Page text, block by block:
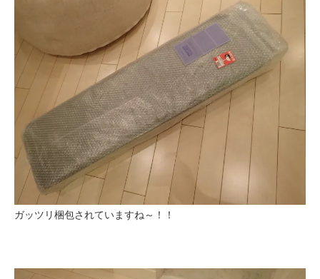
ガッツリ梱包されていますね～！！